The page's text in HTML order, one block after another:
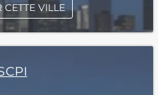
VILLE